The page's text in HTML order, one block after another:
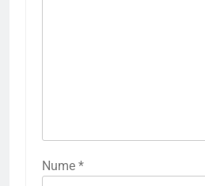
Nume *